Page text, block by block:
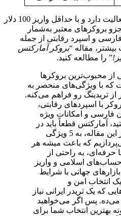
از سال 2007 فعالیت دارد و با حداقل واریز 100 دلار
هزار یورو، جزو بروکرهای معتبر به‌شمار
و اسپرد رقابتی از جمله
مقاله “بروکر آمارکتس
” را مطالعه کنید.
از محبوب‌ترین بروکرها
که با ویژگی‌های منحصر به
از تریدینگ رو فراهم می‌کنه.
با اسپردهای رقابتی،
به زبان فارسی و امکانات ویژه
آمارکتس قطعاً باید در
لیست شما قرار بگیره. در این مقاله، به 5 ویژگی
که باعث میشه هر
حرفه‌ای، به راحتی از
اسلامی و واریز
جهانی با شرایط
انتخاب امن و
که یک تریدر ایرانی نیاز
می‌ده. پس اگر می‌خواهید
بهترین انتخاب شما برای